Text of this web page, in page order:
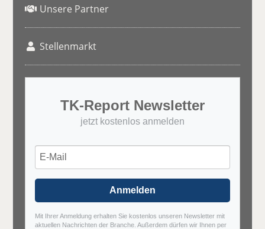
Unsere Partner
Stellenmarkt
TK-Report Newsletter
jetzt kostenlos anmelden
Anmelden
Mit Ihrer Anmeldung erhalten Sie kostenlos unseren Newsletter mit
aktuellen Nachrichten der Branche. Außerdem dürfen wir Ihnen per